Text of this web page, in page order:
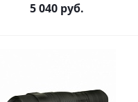
5 040 руб.